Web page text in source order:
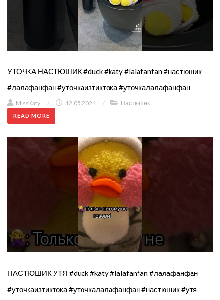
УТОЧКА НАСТЮШИК #duck #katy #lalafanfan #настюшик
#лалафанфан #уточкаизтиктока #уточкалалафанфан
MissKaty / 12.05.2024 / Настюшик
READ MORE
НАСТЮШИК УТЯ #duck #katy #lalafanfan #лалафанфан
#уточкаизтиктока #уточкалалафанфан #настюшик #утя